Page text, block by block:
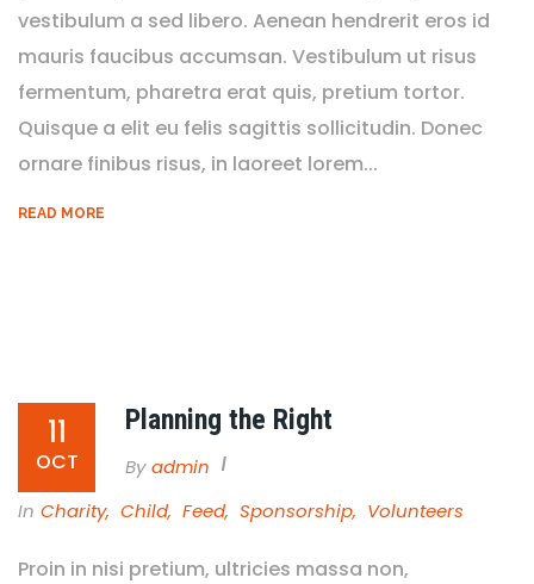
vestibulum a sed libero. Aenean hendrerit eros id
mauris faucibus accumsan. Vestibulum ut risus
fermentum, pharetra erat quis, pretium tortor.
Quisque a elit eu felis sagittis sollicitudin. Donec
ornare finibus risus, in laoreet lorem...
READ MORE
11
OCT
Planning the Right
By Admin
In Charity, Child, Feed, Sponsorship, Volunteers
Proin in nisi pretium, ultricies massa non,